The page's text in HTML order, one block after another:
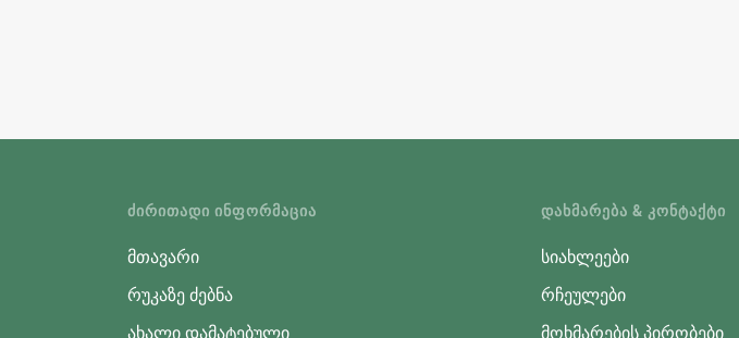
ᲫᲘᲠᲘᲗᲐᲓᲘ ᲘᲜᲤᲝᲠᲛᲐᲪᲘᲐ
მთავარი
რუკაზე ძებნა
ახალი დამატებული
ᲓᲐᲮᲛᲐᲠᲔᲑᲐ & ᲙᲝᲜᲢᲐᲥᲢᲘ
სიახლეები
რჩეულები
მოხმარების პირობები